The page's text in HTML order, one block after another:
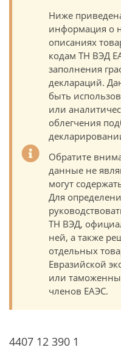
Ниже
информация о
описаниях
кодам ТН ВЭД
заполнения
деклараций.
быть
или
облегчения
Обратите
данные не
могут
Для
ТН ВЭД,
ней, а также
отдельных
Евразийской
или
членов ЕАЭС.
4407 12 390 1